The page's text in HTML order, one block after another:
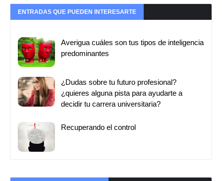
ENTRADAS QUE PUEDEN INTERESARTE
Averigua cuáles son tus tipos de inteligencia
predominantes
¿Dudas sobre tu futuro profesional?
¿quieres alguna pista para ayudarte a
decidir tu carrera universitaria?
Recuperando el control